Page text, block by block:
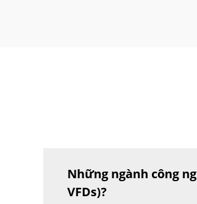
Những ngành công
VFDs)?